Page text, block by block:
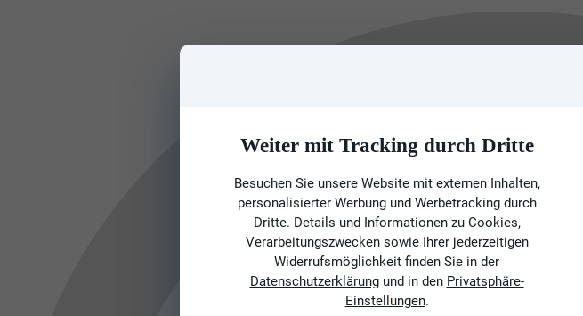
Weiter mit Tracking durch Dritte
Besuchen Sie unsere Website mit externen Inhalten,
personalisierter Werbung und Werbetracking durch
Dritte. Details und Informationen zu Cookies,
Verarbeitungszwecken sowie Ihrer jederzeitigen
Widerrufsmöglichkeit finden Sie in der
Datenschutzerklärungund in den Privatsphäre-
Einstellungen.